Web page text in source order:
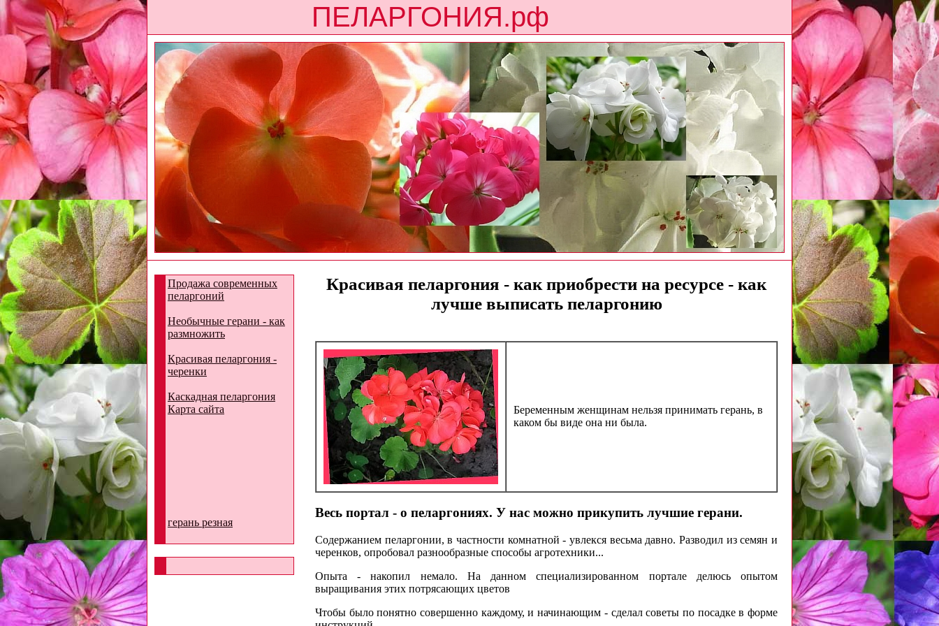
ПЕЛАРГОНИЯ.рф
Продажа современных
пеларгоний
Необычные герани - как
размножить
Красивая пеларгония -
черенки
Каскадная пеларгония
Карта сайта
герань резная
Красивая пеларгония - как приобрести на ресурсе - как
лучше выписать пеларгонию
Беременным женщинам нельзя принимать герань, в
каком бы виде она ни была.
Весь портал - о пеларгониях. У нас можно прикупить лучшие герани.
Содержанием пеларгонии, в частности комнатной - увлекся весьма давно. Разводил из семян и
черенков, опробовал разнообразные способы агротехники...
Опыта - накопил немало. На данном специализированном портале делюсь опытом
выращивания этих потрясающих цветов
Чтобы было понятно совершенно каждому, и начинающим - сделал советы по посадке в форме